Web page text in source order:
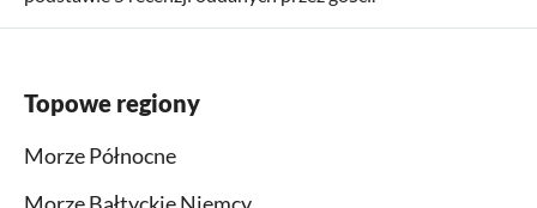
Topowe regiony
Morze Północne